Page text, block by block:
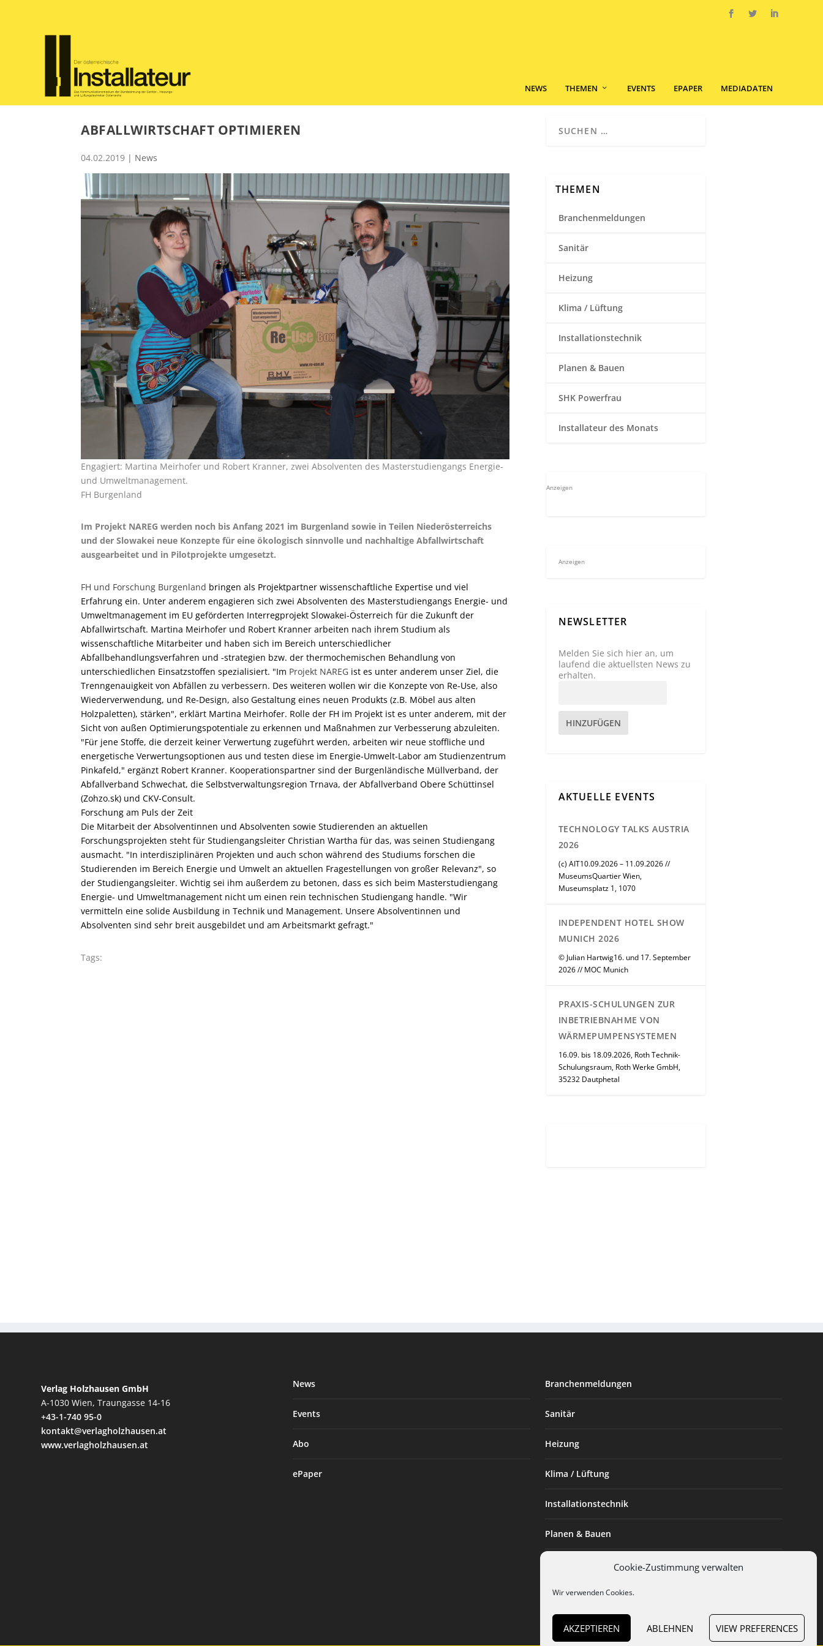
Cookie-Zustimmung verwalten
Wir verwenden Cookies.
AKZEPTIEREN ABLEHNEN VIEW PREFERENCES
NEWS THEMEN EVENTS EPAPER MEDIADATEN
ABFALLWIRTSCHAFT OPTIMIEREN
04.02.2019 | News
Engagiert: Martina Meirhofer und Robert Kranner, zwei Absolventen des Masterstudiengangs Energie-
und Umweltmanagement.
FH Burgenland
Im Projekt NAREG werden noch bis Anfang 2021 im Burgenland sowie in Teilen Niederösterreichs
und der Slowakei neue Konzepte für eine ökologisch sinnvolle und nachhaltige Abfallwirtschaft
ausgearbeitet und in Pilotprojekte umgesetzt.
FH und Forschung Burgenland bringen als Projektpartner wissenschaftliche Expertise und viel
Erfahrung ein. Unter anderem engagieren sich zwei Absolventen des Masterstudiengangs Energie- und
Umweltmanagement im EU geförderten Interregprojekt Slowakei-Österreich für die Zukunft der
Abfallwirtschaft. Martina Meirhofer und Robert Kranner arbeiten nach ihrem Studium als
wissenschaftliche Mitarbeiter und haben sich im Bereich unterschiedlicher
Abfallbehandlungsverfahren und -strategien bzw. der thermochemischen Behandlung von
unterschiedlichen Einsatzstoffen spezialisiert. "Im Projekt NAREG ist es unter anderem unser Ziel, die
Trenngenauigkeit von Abfällen zu verbessern. Des weiteren wollen wir die Konzepte von Re-Use, also
Wiederverwendung, und Re-Design, also Gestaltung eines neuen Produkts (z.B. Möbel aus alten
Holzpaletten), stärken", erklärt Martina Meirhofer. Rolle der FH im Projekt ist es unter anderem, mit der
Sicht von außen Optimierungspotentiale zu erkennen und Maßnahmen zur Verbesserung abzuleiten.
"Für jene Stoffe, die derzeit keiner Verwertung zugeführt werden, arbeiten wir neue stoffliche und
energetische Verwertungsoptionen aus und testen diese im Energie-Umwelt-Labor am Studienzentrum
Pinkafeld," ergänzt Robert Kranner. Kooperationspartner sind der Burgenländische Müllverband, der
Abfallverband Schwechat, die Selbstverwaltungsregion Trnava, der Abfallverband Obere Schüttinsel
(Zohzo.sk) und CKV-Consult.
Forschung am Puls der Zeit
Die Mitarbeit der Absolventinnen und Absolventen sowie Studierenden an aktuellen
Forschungsprojekten steht für Studiengangsleiter Christian Wartha für das, was seinen Studiengang
ausmacht. "In interdisziplinären Projekten und auch schon während des Studiums forschen die
Studierenden im Bereich Energie und Umwelt an aktuellen Fragestellungen von großer Relevanz", so
der Studiengangsleiter. Wichtig sei ihm außerdem zu betonen, dass es sich beim Masterstudiengang
Energie- und Umweltmanagement nicht um einen rein technischen Studiengang handle. "Wir
vermitteln eine solide Ausbildung in Technik und Management. Unsere Absolventinnen und
Absolventen sind sehr breit ausgebildet und am Arbeitsmarkt gefragt."
Tags:
THEMEN
Branchenmeldungen
Sanitär
Heizung
Klima / Lüftung
Installationstechnik
Planen & Bauen
SHK Powerfrau
Installateur des Monats
Anzeigen
Anzeigen
NEWSLETTER
Melden Sie sich hier an, um
laufend die aktuellsten News zu
erhalten.
HINZUFÜGEN
AKTUELLE EVENTS
TECHNOLOGY TALKS AUSTRIA
2026
(c) AIT10.09.2026 – 11.09.2026 //
MuseumsQuartier Wien,
Museumsplatz 1, 1070
INDEPENDENT HOTEL SHOW
MUNICH 2026
© Julian Hartwig16. und 17. September
2026 // MOC Munich
PRAXIS-SCHULUNGEN ZUR
INBETRIEBNAHME VON
WÄRMEPUMPENSYSTEMEN
16.09. bis 18.09.2026, Roth Technik-
Schulungsraum, Roth Werke GmbH,
35232 Dautphetal
Verlag Holzhausen GmbH
A-1030 Wien, Traungasse 14-16
+43-1-740 95-0
kontakt@verlagholzhausen.at
www.verlagholzhausen.at
News
Events
Abo
ePaper
Branchenmeldungen
Sanitär
Heizung
Klima / Lüftung
Installationstechnik
Planen & Bauen
Installateur des Monats